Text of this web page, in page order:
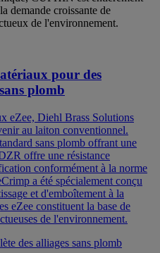
demande croissante de
de l'environnement.
pour des
plomb
eZee, Diehl Brass Solutions
au laiton conventionnel.
sans plomb offrant une
offre une résistance
conformément à la norme
a été spécialement conçu
et d'emboîtement à la
eZee constituent la base de
de l'environnement.
des alliages sans plomb